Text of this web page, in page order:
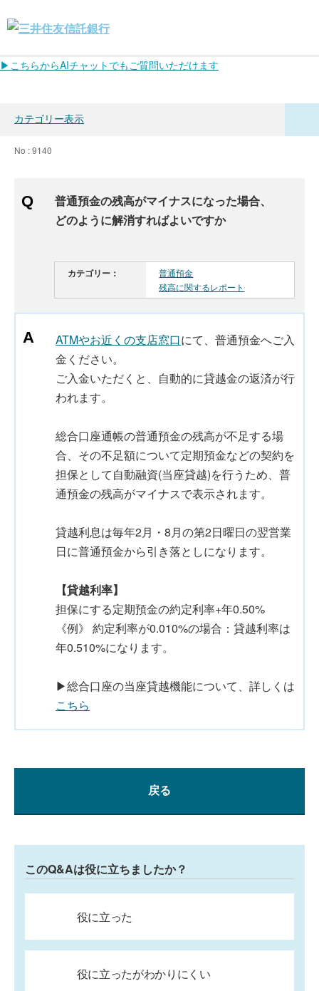
▶こちらからAIチャットでもご質問いただけます
カテゴリー表示
No : 9140
普通預金の残高がマイナスになった場合、
どのように解消すればよいですか
カテゴリー：
普通預金
残高に関するレポート
ATMやお近くの支店窓口にて、普通預金へご入
金ください。
ご入金いただくと、自動的に貸越金の返済が行
われます。
総合口座通帳の普通預金の残高が不足する場
合、その不足額について定期預金などの契約を
担保として自動融資(当座貸越)を行うため、普
通預金の残高がマイナスで表示されます。
貸越利息は毎年2月・8月の第2日曜日の翌営業
日に普通預金から引き落としになります。
【貸越利率】
担保にする定期預金の約定利率+年0.50%
《例》 約定利率が0.010%の場合：貸越利率は
年0.510%になります。
▶総合口座の当座貸越機能について、詳しくは
こちら
戻る
このQ&Aは役に立ちましたか？
役に立った
役に立ったがわかりにくい